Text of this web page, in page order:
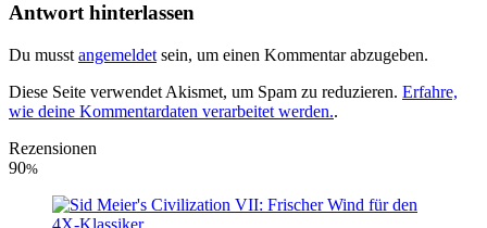
Antwort hinterlassen
Du musst angemeldet sein, um einen Kommentar abzugeben.
Diese Seite verwendet Akismet, um Spam zu reduzieren. Erfahre,
wie deine Kommentardaten verarbeitet werden..
Rezensionen
90%